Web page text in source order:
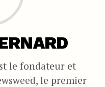
le fondateur et
le premier